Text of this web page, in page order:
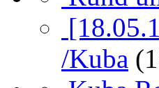
/Kuba